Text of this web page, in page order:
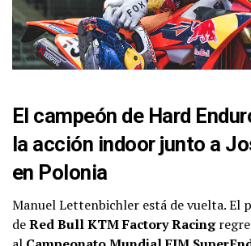
El campeón de Hard
la acción indoor junto a
en Polonia
Manuel Lettenbichler está de vuelta. El
deRed Bull KTM Factory Racing